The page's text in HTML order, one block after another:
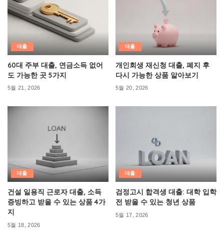
대출
60대 주부 대출, 연금소득 없어
도 가능한 곳 5가지
5월 21, 2026
대출
개인회생 재신청 대출, 폐지 후
다시 가능한 상품 알아보기
5월 20, 2026
대출
건설 일용직 근로자 대출, 소득
증빙하고 받을 수 있는 상품 4가
지
5월 18, 2026
대출
검정고시 합격생 대출: 대학 입학
전 받을 수 있는 청년 상품
5월 17, 2026